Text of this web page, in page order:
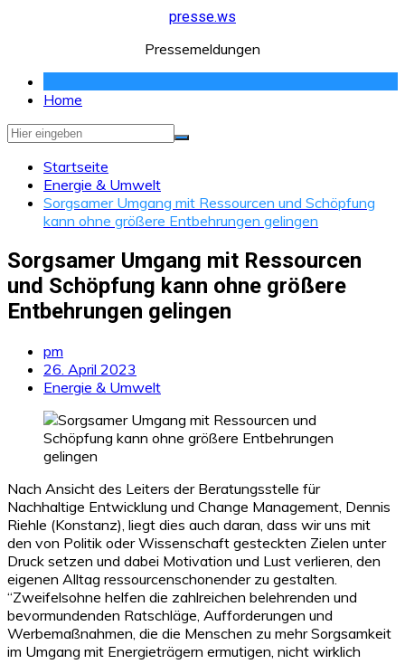
presse.ws
Pressemeldungen
Home
Startseite
Energie & Umwelt
Sorgsamer Umgang mit Ressourcen und Schöpfung
kann ohne größere Entbehrungen gelingen
Sorgsamer Umgang mit Ressourcen
und Schöpfung kann ohne größere
Entbehrungen gelingen
pm
26. April 2023
Energie & Umwelt
Nach Ansicht des Leiters der Beratungsstelle für
Nachhaltige Entwicklung und Change Management, Dennis
Riehle (Konstanz), liegt dies auch daran, dass wir uns mit
den von Politik oder Wissenschaft gesteckten Zielen unter
Druck setzen und dabei Motivation und Lust verlieren, den
eigenen Alltag ressourcenschonender zu gestalten.
“Zweifelsohne helfen die zahlreichen belehrenden und
bevormundenden Ratschläge, Aufforderungen und
Werbemaßnahmen, die die Menschen zu mehr Sorgsamkeit
im Umgang mit Energieträgern ermutigen, nicht wirklich